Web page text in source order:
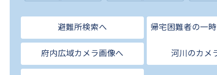
避難所検索へ
帰宅困難者の一
府内広域カメラ画像へ
河川のカメ